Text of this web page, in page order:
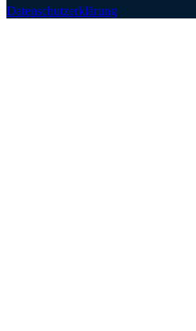
Datenschutzerklärung